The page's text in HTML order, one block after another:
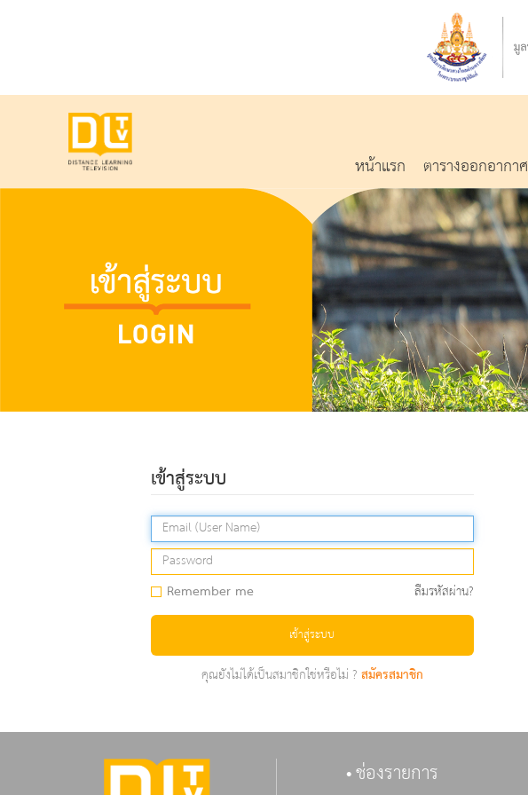
หน้าแรก ตารางออกอากาศ
เข้าสู่ระบบ
Remember me ลืมรหัสผ่าน?
เข้าสู่ระบบ
คุณยังไม่ได้เป็นสมาชิกใช่หรือไม่ ?สมัครสมาชิก
ช่องรายการ